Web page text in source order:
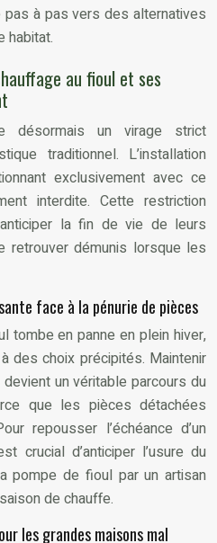
à pas vers des alternatives
habitat.
au fioul et ses
désormais un virage strict
traditionnel. L’installation
exclusivement avec ce
interdite. Cette restriction
la fin de vie de leurs
retrouver démunis lorsque les
face à la pénurie de pièces
tombe en panne en plein hiver,
des choix précipités. Maintenir
un véritable parcours du
que les pièces détachées
repousser l’échéance d’un
crucial d’anticiper l’usure du
pompe de fioul par un artisan
de chauffe.
les grandes maisons mal